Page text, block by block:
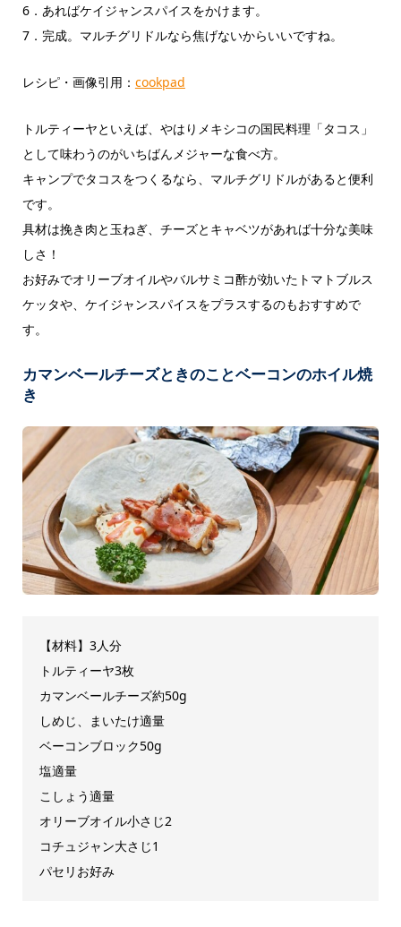
6．あればケイジャンスパイスをかけます。
7．完成。マルチグリドルなら焦げないからいいですね。
レシピ・画像引用： cookpad
トルティーヤといえば、やはりメキシコの国民料理「タコス」
として味わうのがいちばんメジャーな食べ方。
キャンプでタコスをつくるなら、マルチグリドルがあると便利
です。
具材は挽き肉と玉ねぎ、チーズとキャベツがあれば十分な美味
しさ！
お好みでオリーブオイルやバルサミコ酢が効いたトマトブルス
ケッタや、ケイジャンスパイスをプラスするのもおすすめで
す。
カマンベールチーズときのことベーコンのホイル焼
き
【材料】3人分
トルティーヤ3枚
カマンベールチーズ約50g
しめじ、まいたけ適量
ベーコンブロック50g
塩適量
こしょう適量
オリーブオイル小さじ2
コチュジャン大さじ1
パセリお好み